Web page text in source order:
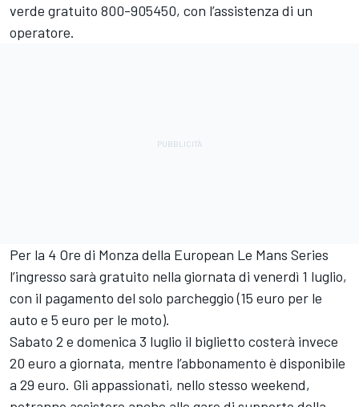
verde gratuito 800-905450, con l’assistenza di un
operatore.
Per la 4 Ore di Monza della European Le Mans Series
l’ingresso sarà gratuito nella giornata di venerdì 1 luglio,
con il pagamento del solo parcheggio (15 euro per le
auto e 5 euro per le moto).
Sabato 2 e domenica 3 luglio il biglietto costerà invece
20 euro a giornata, mentre l’abbonamento è disponibile
a 29 euro. Gli appassionati, nello stesso weekend,